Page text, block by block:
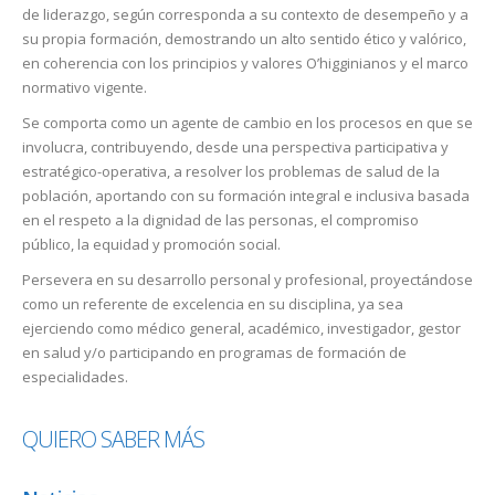
de liderazgo, según corresponda a su contexto de desempeño y a
su propia formación, demostrando un alto sentido ético y valórico,
en coherencia con los principios y valores O’higginianos y el marco
normativo vigente.
Se comporta como un agente de cambio en los procesos en que se
involucra, contribuyendo, desde una perspectiva participativa y
estratégico-operativa, a resolver los problemas de salud de la
población, aportando con su formación integral e inclusiva basada
en el respeto a la dignidad de las personas, el compromiso
público, la equidad y promoción social.
Persevera en su desarrollo personal y profesional, proyectándose
como un referente de excelencia en su disciplina, ya sea
ejerciendo como médico general, académico, investigador, gestor
en salud y/o participando en programas de formación de
especialidades.
QUIERO SABER MÁS